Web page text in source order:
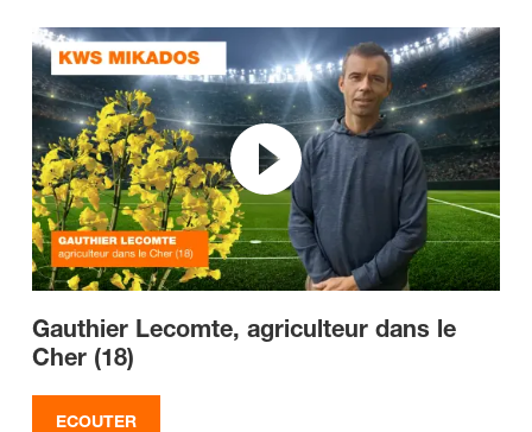
Gauthier Lecomte, agriculteur dans le
Cher (18)
ECOUTER